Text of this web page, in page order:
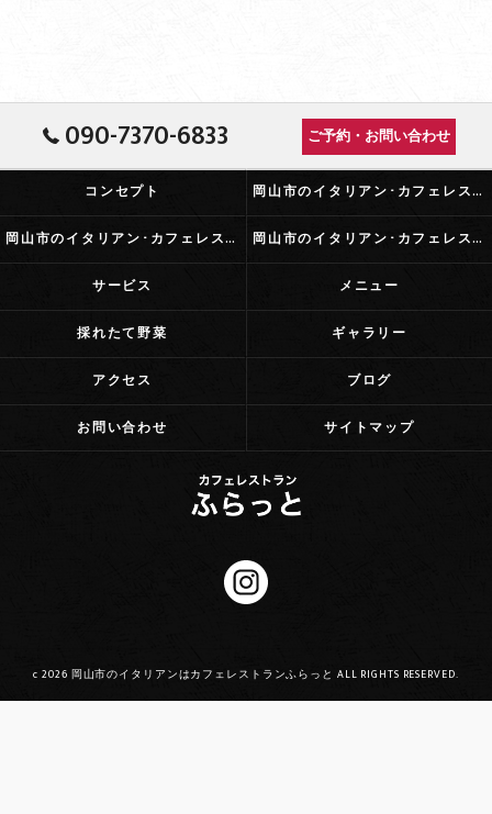
090-7370-6833 ご予約・お問い合わせ
コンセプト 岡山市のイタリアン･カフェレストランふらっとの口コミ情報
岡山市のイタリアン･カフェレストランふらっとの評判 岡山市のイタリアン･カフェレストランふらっとのお客様の声
サービス メニュー
採れたて野菜 ギャラリー
アクセス ブログ
お問い合わせ サイトマップ
c 2026 岡山市のイタリアンはカフェレストランふらっと ALL RIGHTS RESERVED.